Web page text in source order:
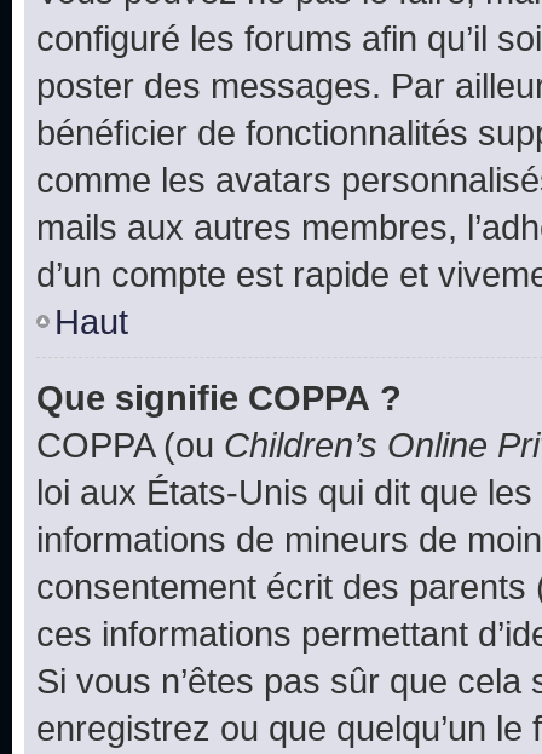
configuré les forums afin qu’il
poster des messages. Par
bénéficier de fonctionnalités
comme les avatars
mails aux autres membres,
d’un compte est rapide et
Haut
Que signifie COPPA ?
COPPA (ou Children’s Online
loi aux États-Unis qui dit que
informations de mineurs de
consentement écrit des parents
ces informations permettant
Si vous n’êtes pas sûr que
enregistrez ou que quelqu’un